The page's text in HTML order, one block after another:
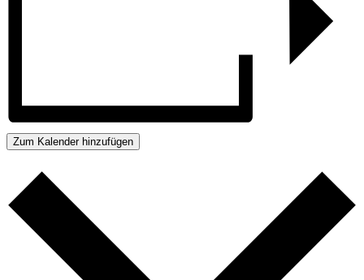
Zum Kalender hinzufügen